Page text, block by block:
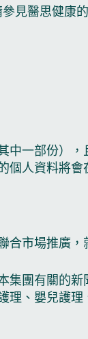
見醫思健康
一部份）
人資料將
市場推廣
團有關的
、嬰兒護